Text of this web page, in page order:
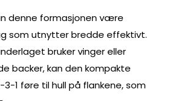
denne formasjonen være
som utnytter bredde effektivt.
bruker vinger eller
backer, kan den kompakte
1 føre til hull på flankene, som